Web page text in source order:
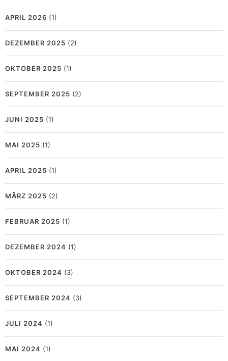
APRIL 2026 (1)
DEZEMBER 2025 (2)
OKTOBER 2025 (1)
SEPTEMBER 2025 (2)
JUNI 2025 (1)
MAI 2025 (1)
APRIL 2025 (1)
MÄRZ 2025 (2)
FEBRUAR 2025 (1)
DEZEMBER 2024 (1)
OKTOBER 2024 (3)
SEPTEMBER 2024 (3)
JULI 2024 (1)
MAI 2024 (1)